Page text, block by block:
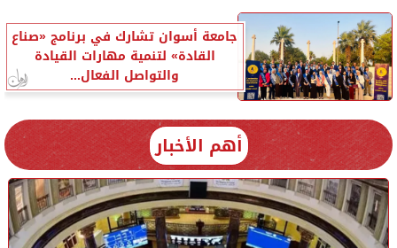
جامعة أسوان تشارك في برنامج «صناع
القادة» لتنمية مهارات القيادة
والتواصل الفعال...
أهم الأخبار